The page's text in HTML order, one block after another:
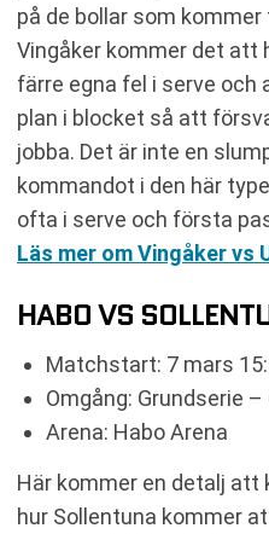
på de bollar som
Vingåker kommer det att
färre egna fel i serve och
plan i blocket så att
jobba. Det är inte en
kommandot i den här
ofta i serve och första
Läs mer om Vingåker vs
HABO VS
Matchstart: 7 mars
Omgång: Grundserie –
Arena: Habo Arena
Här kommer en detalj att
hur Sollentuna kommer